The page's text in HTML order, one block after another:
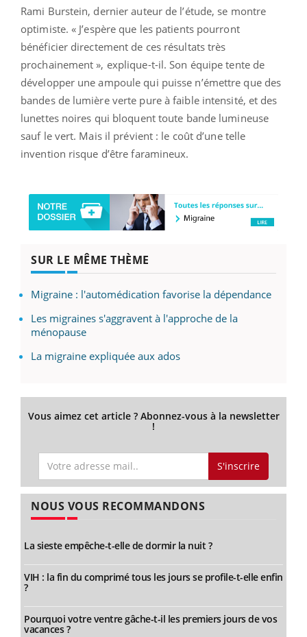
Rami Burstein, dernier auteur de l’étude, se montre
optimiste. « J’espère que les patients pourront
bénéficier directement de ces résultats très
prochainement », explique-t-il. Son équipe tente de
développer une ampoule qui puisse n’émettre que des
bandes de lumière verte pure à faible intensité, et des
lunettes noires qui bloquent toute bande lumineuse
sauf le vert. Mais il prévient : le coût d’une telle
invention risque d’être faramineux.
SUR LE MÊME THÈME
Migraine : l'automédication favorise la dépendance
Les migraines s'aggravent à l'approche de la
ménopause
La migraine expliquée aux ados
Vous aimez cet article ? Abonnez-vous à la newsletter
!
S'inscrire
NOUS VOUS RECOMMANDONS
La sieste empêche-t-elle de dormir la nuit ?
VIH : la fin du comprimé tous les jours se profile-t-elle enfin
?
Pourquoi votre ventre gâche-t-il les premiers jours de vos
vacances ?